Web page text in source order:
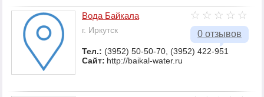
0 отзывов
Вода Байкала
г. Иркутск
Тел.: (3952) 50-50-70, (3952) 422-951
Сайт: http://baikal-water.ru